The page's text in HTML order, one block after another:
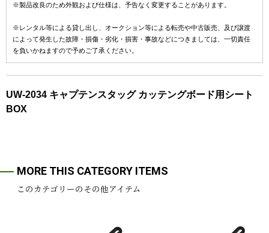
※製品改良のため外観および仕様は、予告なく変更することがあります。
※レンタル等による貸し出し、オークション等による転売や中古販売、及び譲渡
によって発生した故障・損傷・劣化・損害・事故などにつきましては、一切責任
を負いかねますので予めご了承ください。
UW-2034 キャプテンスタッグ カッテングボード用シート
BOX
MORE THIS CATEGORY ITEMS
このカテゴリーのその他アイテム